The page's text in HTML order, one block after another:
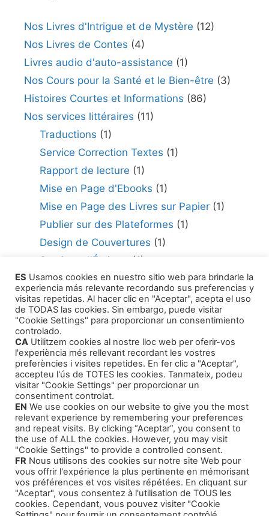
Nos Livres d'Intrigue et de Mystère (12)
Nos Livres de Contes (4)
Livres audio d'auto-assistance (1)
Nos Cours pour la Santé et le Bien-être (3)
Histoires Courtes et Informations (86)
Nos services littéraires (11)
Traductions (1)
Service Correction Textes (1)
Rapport de lecture (1)
Mise en Page d'Ebooks (1)
Mise en Page des Livres sur Papier(1)
Publier sur des Plateformes (1)
Design de Couvertures (1)
Services d'Écriture
(1)
Consultant en édition(1)
Comment Publier Votre Travail(1)
Agents Littéraires (1)
Produits
Livres audio - Auto-assistance
Intrigue et Narration
Histoires pour Enfants
Cours de formation
ES Usamos cookies en nuestro sitio web para brindarle la
experiencia más relevante recordando sus preferencias y
visitas repetidas. Al hacer clic en "Aceptar", acepta el uso
de TODAS las cookies. Sin embargo, puede visitar
"Cookie Settings" para proporcionar un consentimiento
controlado.
CA Utilitzem cookies al nostre lloc web per oferir-vos
l'experiència més rellevant recordant les vostres
preferències i visites repetides. En fer clic a "Aceptar",
accepteu l'ús de TOTES les cookies. Tanmateix, podeu
visitar "Cookie Settings" per proporcionar un
consentiment controlat.
EN We use cookies on our website to give you the most
relevant experience by remembering your preferences
and repeat visits. By clicking “Aceptar”, you consent to
the use of ALL the cookies. However, you may visit
"Cookie Settings" to provide a controlled consent.
FR Nous utilisons des cookies sur notre site Web pour
vous offrir l'expérience la plus pertinente en mémorisant
vos préférences et vos visites répétées. En cliquant sur
"Aceptar", vous consentez à l'utilisation de TOUS les
cookies. Cependant, vous pouvez visiter "Cookie